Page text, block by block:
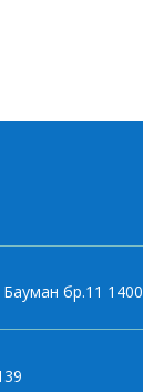
бр.11 1400